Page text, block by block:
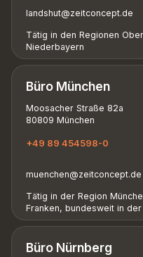
landshut@zeitconcept.de
Tätig in den Regionen
Niederbayern
Büro München
Moosacher Straße 82a
80809 München
+49 89 454598-0
muenchen@zeitconcept.de
Tätig in der Region
Franken, bundesweit in
Büro Nürnberg